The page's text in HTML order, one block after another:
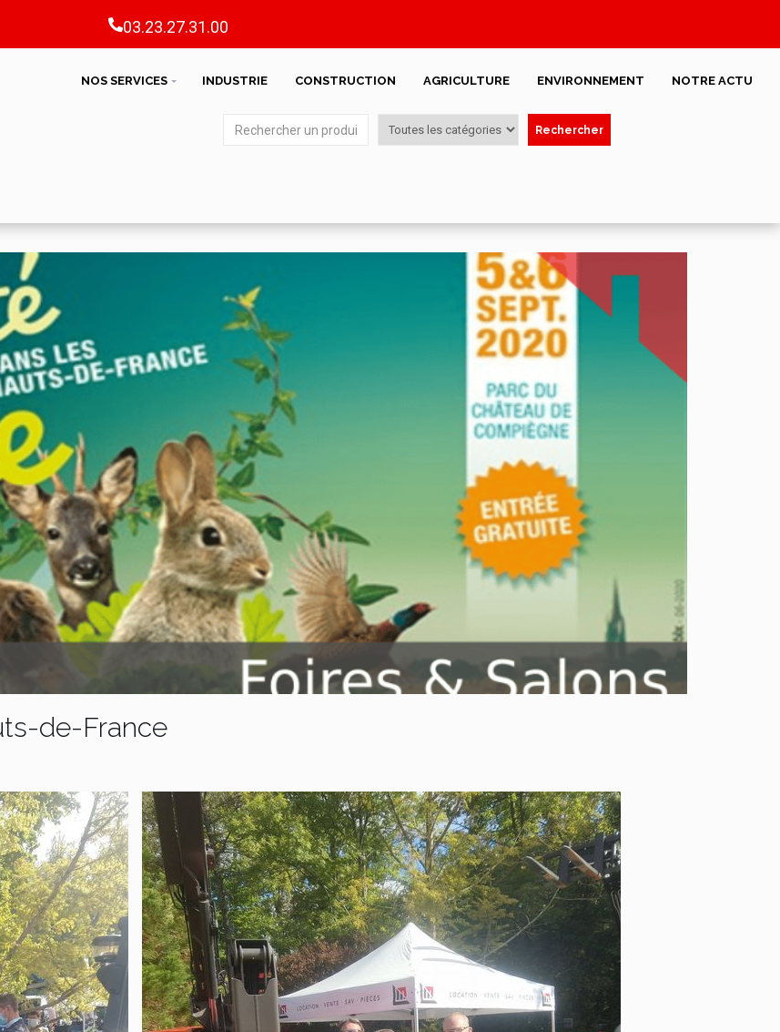
03.23.27.31.00
NOS SERVICES INDUSTRIE CONSTRUCTION AGRICULTURE ENVIRONNEMENT NOTRE ACTU
Rechercher
de-France